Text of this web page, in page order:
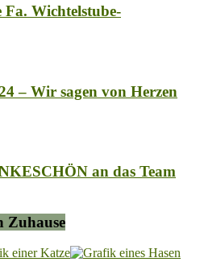
Wichtelstube-
– Wir sagen von Herzen
an das Team
Zuhause